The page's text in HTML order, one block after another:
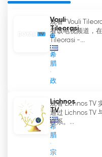
Vouli
Tileorasi
希
腊
政
观看 "Vouli
看该电视频道，
Tileorasi -...
Lichnos
TV
希
腊
宗
观看 Lichnos TV
通过 Lichnos TV
联系。...